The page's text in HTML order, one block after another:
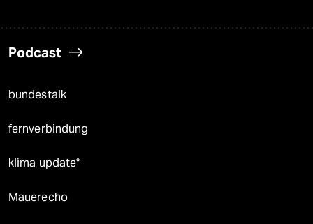
Podcast
bundestalk
fernverbindung
klima update°
Mauerecho